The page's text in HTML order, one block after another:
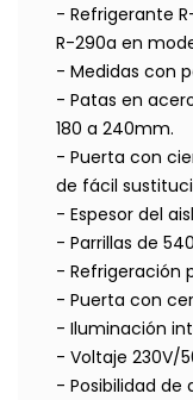
- Refrigerante
R-290a en
- Medidas con
- Patas en
180 a 240mm.
- Puerta con
de fácil
- Espesor del
- Parrillas de
- Refrigeración
- Puerta con
- Iluminación
- Voltaje 230V/
- Posibilidad de